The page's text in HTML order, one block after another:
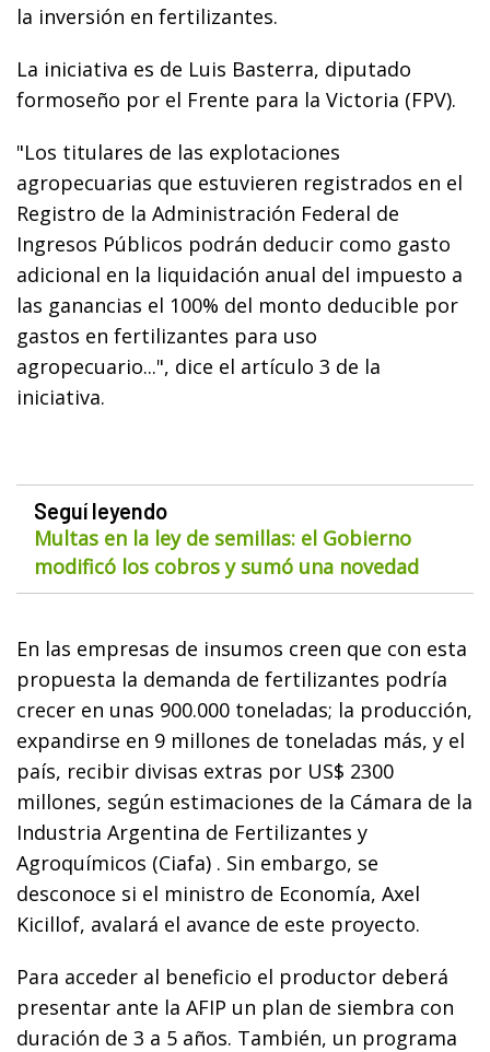
la inversión en fertilizantes.
La iniciativa es de Luis Basterra, diputado
formoseño por el Frente para la Victoria (FPV).
"Los titulares de las explotaciones
agropecuarias que estuvieren registrados en el
Registro de la Administración Federal de
Ingresos Públicos podrán deducir como gasto
adicional en la liquidación anual del impuesto a
las ganancias el 100% del monto deducible por
gastos en fertilizantes para uso
agropecuario...", dice el artículo 3 de la
iniciativa.
Seguí leyendo
Multas en la ley de semillas: el Gobierno
modificó los cobros y sumó una novedad
En las empresas de insumos creen que con esta
propuesta la demanda de fertilizantes podría
crecer en unas 900.000 toneladas; la producción,
expandirse en 9 millones de toneladas más, y el
país, recibir divisas extras por US$ 2300
millones, según estimaciones de la Cámara de la
Industria Argentina de Fertilizantes y
Agroquímicos (Ciafa) . Sin embargo, se
desconoce si el ministro de Economía, Axel
Kicillof, avalará el avance de este proyecto.
Para acceder al beneficio el productor deberá
presentar ante la AFIP un plan de siembra con
duración de 3 a 5 años. También, un programa